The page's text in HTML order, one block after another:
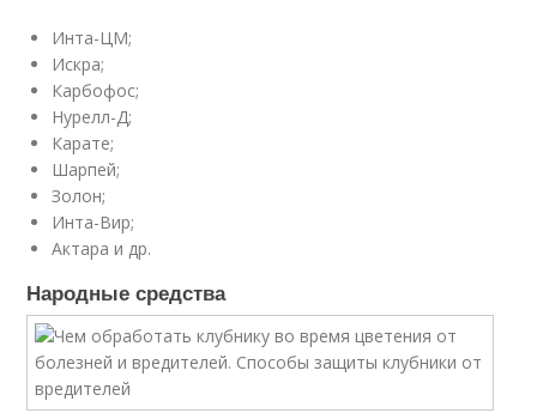
Инта-ЦМ;
Искра;
Карбофос;
Нурелл-Д;
Карате;
Шарпей;
Золон;
Инта-Вир;
Актара и др.
Народные средства